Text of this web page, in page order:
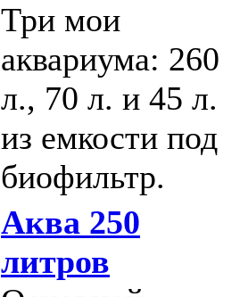
Три мои
аквариума: 260
л., 70 л. и 45 л.
из емкости под
биофильтр.
Аква 250
литров